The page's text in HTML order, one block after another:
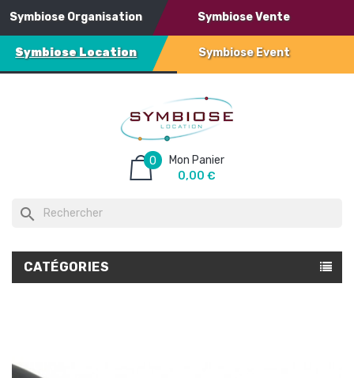
Symbiose Organisation Symbiose Vente
Symbiose Location Symbiose Event
Mon Panier
0
0,00 €
search
CATÉGORIES